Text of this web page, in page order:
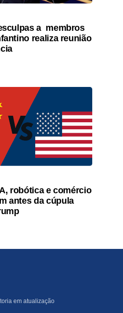
a membros
realiza reunião
robótica e comércio
antes da cúpula
em atualização